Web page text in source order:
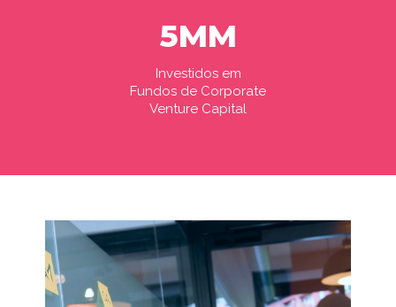
5MM
Investidos em
Fundos de Corporate
Venture Capital